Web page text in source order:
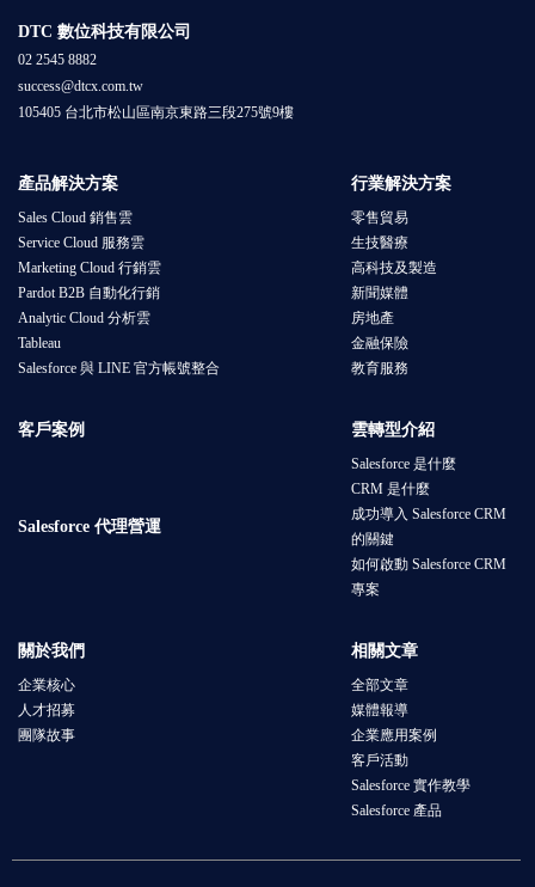
DTC 數位科技有限公司
02 2545 8882
success@dtcx.com.tw
105405 台北市松山區南京東路三段275號9樓
產品解決方案
Sales Cloud 銷售雲
Service Cloud 服務雲
Marketing Cloud 行銷雲
Pardot B2B 自動化行銷
Analytic Cloud 分析雲
Tableau
Salesforce 與 LINE 官方帳號整合
行業解決方案
零售貿易
生技醫療
高科技及製造
新聞媒體
房地產
金融保險
教育服務
客戶案例
Salesforce 代理營運
雲轉型介紹
Salesforce 是什麼
CRM 是什麼
成功導入 Salesforce CRM
的關鍵
如何啟動 Salesforce CRM
專案
關於我們
企業核心
人才招募
團隊故事
相關文章
全部文章
媒體報導
企業應用案例
客戶活動
Salesforce 實作教學
Salesforce 產品